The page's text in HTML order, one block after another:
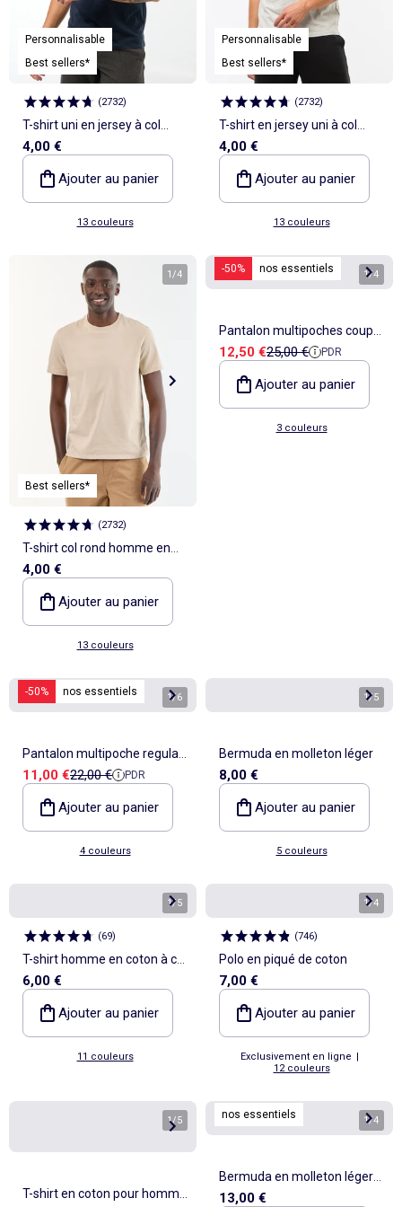
Personnalisable
Best sellers*
(2732)
T-shirt uni en jersey à col
rond Homme
4,00 €
Ajouter au panier
13 couleurs
Personnalisable
Best sellers*
(2732)
T-shirt en jersey uni à col
rond pour homme
4,00 €
Ajouter au panier
13 couleurs
Best sellers*
1/4
(2732)
T-shirt col rond homme en
jersey uni
4,00 €
Ajouter au panier
13 couleurs
-50% nos essentiels 1/4
Pantalon multipoches coupe
droite
Prix de vente
12,50 €Prix de référence
25,00 € PDR
Ajouter au panier
3 couleurs
-50% nos essentiels 1/6
Pantalon multipoche regular
fit
Prix de vente
11,00 €Prix de référence
22,00 € PDR
Ajouter au panier
4 couleurs
1/5
Bermuda en molleton léger
8,00 €
Ajouter au panier
5 couleurs
1/5
(69)
T-shirt homme en coton à col
rond
6,00 €
Ajouter au panier
11 couleurs
1/4
(746)
Polo en piqué de coton
7,00 €
Ajouter au panier
Exclusivement en ligne |
12 couleurs
1/5
T-shirt en coton pour homme
nos essentiels 1/4
Bermuda en molleton léger
uni
13,00 €